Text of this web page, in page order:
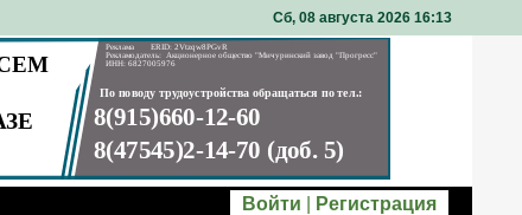
Сб, 08 августа 2026 16 13
Войти Регистрация